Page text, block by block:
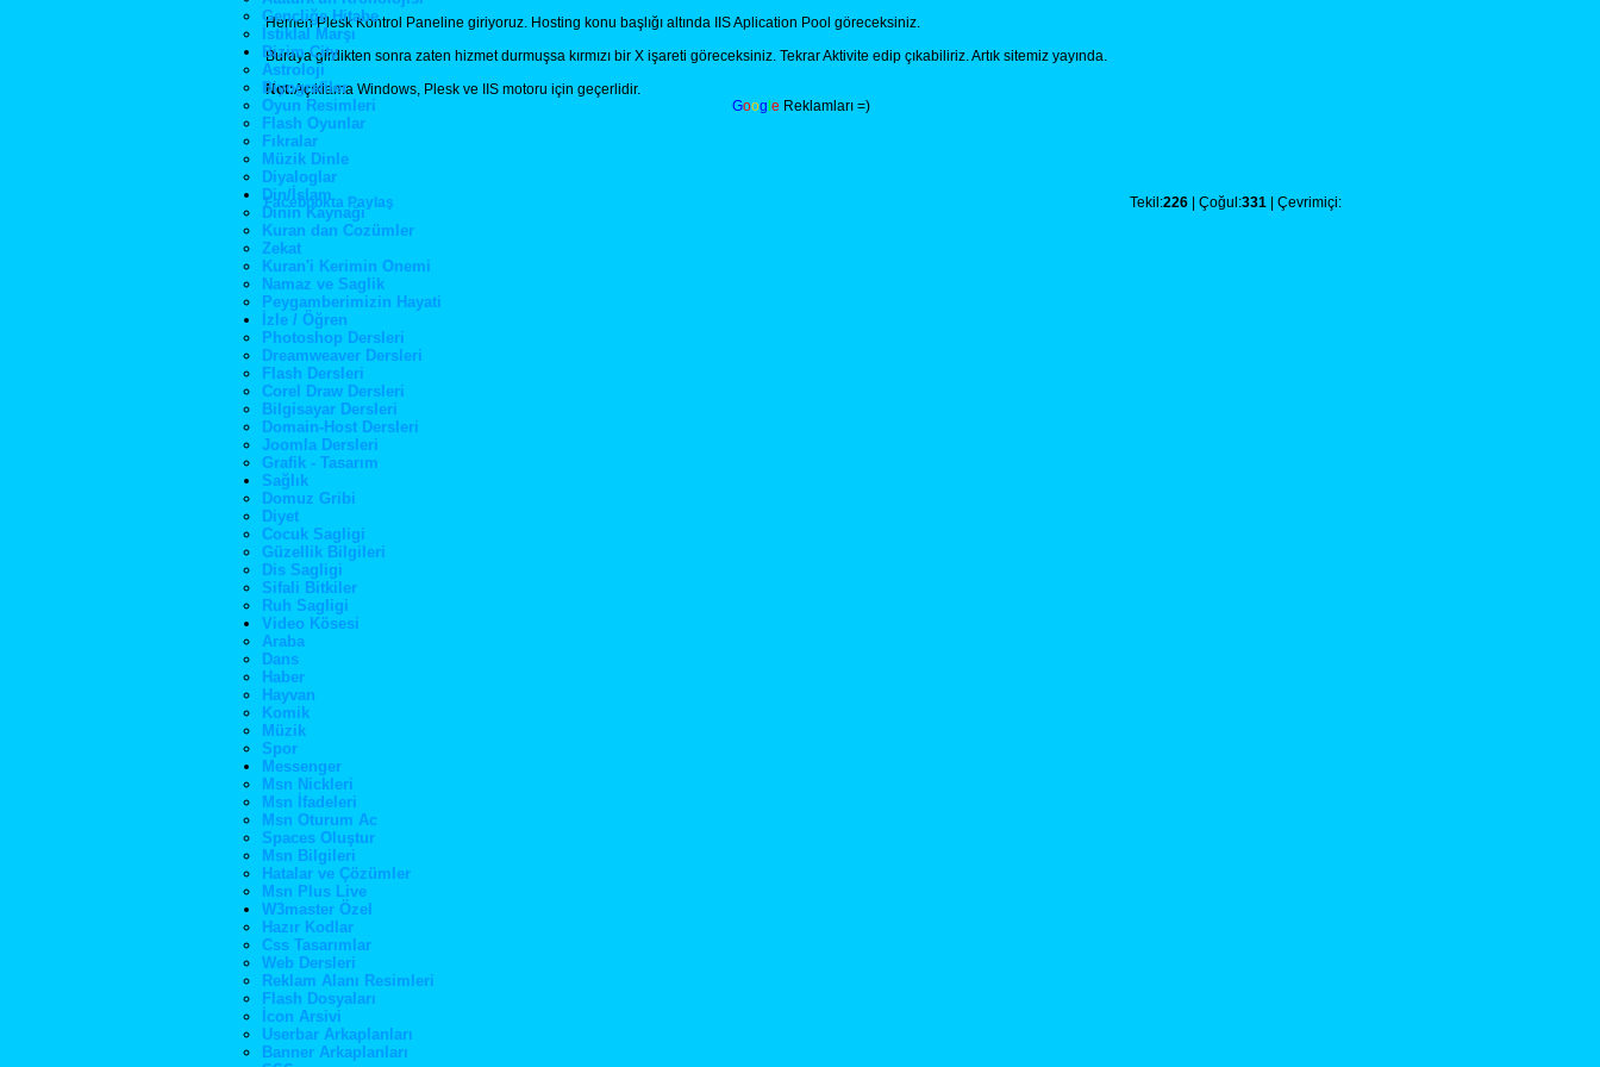
Gencliğe Hitabe
İstiklal Marşı
Bizim City
Astroloji
Biyografiler
Oyun Resimleri
Flash Oyunlar
Fıkralar
Müzik Dinle
Diyaloglar
Din/İslam
Dinin Kaynağı
Kuran dan Cozümler
Zekat
Kuran'i Kerimin Onemi
Namaz ve Saglik
Peygamberimizin Hayati
İzle / Öğren
Photoshop Dersleri
Dreamweaver Dersleri
Flash Dersleri
Corel Draw Dersleri
Bilgisayar Dersleri
Domain-Host Dersleri
Joomla Dersleri
Grafik - Tasarım
Sağlık
Domuz Gribi
Diyet
Cocuk Sagligi
Güzellik Bilgileri
Dis Sagligi
Sifali Bitkiler
Ruh Sagligi
Video Kösesi
Araba
Dans
Haber
Hayvan
Komik
Müzik
Spor
Messenger
Msn Nickleri
Msn İfadeleri
Msn Oturum Ac
Spaces Oluştur
Msn Bilgileri
Hatalar ve Çözümler
Msn Plus Live
W3master Özel
Hazır Kodlar
Css Tasarımlar
Web Dersleri
Reklam Alanı Resimleri
Flash Dosyaları
İcon Arsivi
Userbar Arkaplanları
Banner Arkaplanları
Hemen Plesk Kontrol Paneline giriyoruz. Hosting konu başlığı altında IIS Aplication Pool göreceksiniz.
Buraya girdikten sonra zaten hizmet durmuşsa kırmızı bir X işareti göreceksiniz. Tekrar Aktivite edip çıkabiliriz. Artık sitemiz yayında.
Not:Açıklama Windows, Plesk ve IIS motoru için geçerlidir.
Goog e Reklamları =)
Tekil:226 | Çoğul:331 | Çevrimiçi:
Facebookta Paylaş